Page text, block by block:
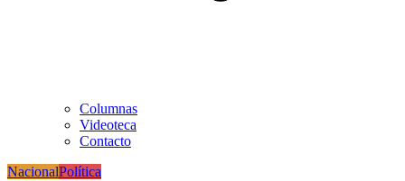
Columnas
Videoteca
Contacto
NacionalPolítica